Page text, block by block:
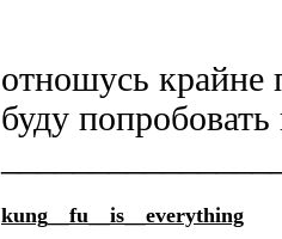
отношусь крайне
буду
kung_ _fu_ _is_ _everything